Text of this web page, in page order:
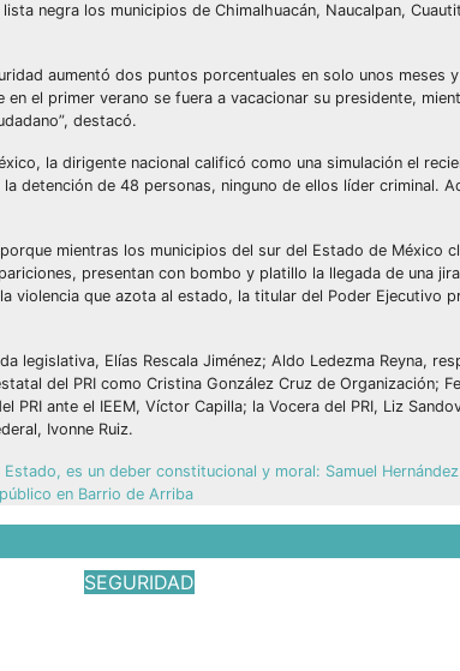
negra los municipios de Chimalhuacán, Naucalpan,
aumentó dos puntos porcentuales en solo unos meses
en el primer verano se fuera a vacacionar su presidente,
destacó.
la dirigente nacional calificó como una simulación el
detención de 48 personas, ninguno de ellos líder criminal.
mientras los municipios del sur del Estado de México
presentan con bombo y platillo la llegada de una
violencia que azota al estado, la titular del Poder Ejecutivo
legislativa, Elías Rescala Jiménez; Aldo Ledezma Reyna,
del PRI como Cristina González Cruz de Organización;
PRI ante el IEEM, Víctor Capilla; la Vocera del PRI, Liz
Ivonne Ruiz.
es un deber constitucional y moral: Samuel Hernández
en Barrio de Arriba
SEGURIDAD